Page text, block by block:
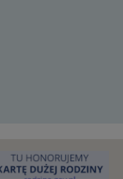
na
o
konto,